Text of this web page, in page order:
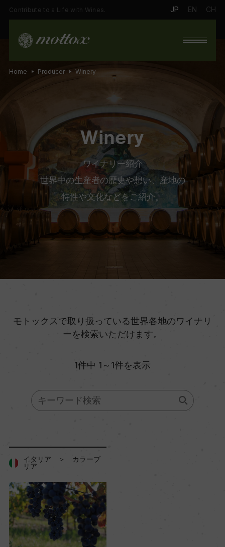
Contribute to a Life with Wines. JP EN CH
Winery
ワイナリー紹介
世界中の生産者の歴史や想い、産地の
特性や文化などをご紹介。
Home Producer Winery
モトックスで取り扱っている世界各地のワイナリ
ーを検索いただけます。
1件中 1～1件を表示
イタリア ＞ カラーブ
リア